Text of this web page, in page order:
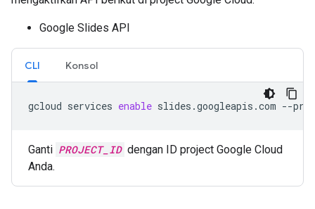
Google Slides API
CLI Konsol
gcloud services enable slides.googleapis.com --
Ganti PROJECT_ID dengan ID project Google Cloud
Anda.